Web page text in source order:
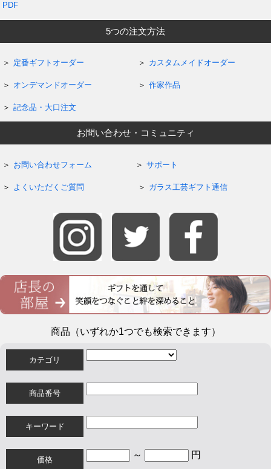
PDF
5つの注文方法
定番ギフトオーダー カスタムメイドオーダー
オンデマンドオーダー 作家作品
記念品・大口注文
お問い合わせ・コミュニティ
お問い合わせフォーム サポート
よくいただくご質問 ガラス工芸ギフト通信
商品（いずれか1つでも検索できます）
カテゴリ
商品番号
キーワード
価格 ～ 円